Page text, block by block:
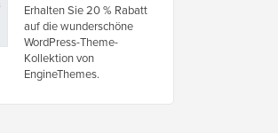
Erhalten Sie 20 % Rabatt
auf die wunderschöne
WordPress-Theme-
Kollektion von
EngineThemes.